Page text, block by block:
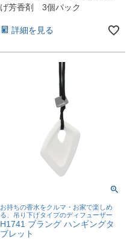
げ芳香剤 3個パック
詳細を見る
お持ちの香水をクルマ・お家で楽しめ
る、吊り下げタイプのディフューザー
H1741 ブラング ハンギングタ
ブレット